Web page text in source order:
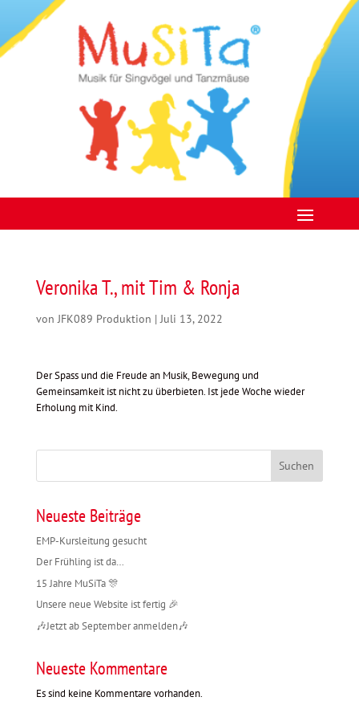
Veronika T., mit Tim & Ronja
vonJFK089 Produktion |Juli 13, 2022
Der Spass und die Freude an Musik, Bewegung und
Gemeinsamkeit ist nicht zu überbieten. Ist jede Woche wieder
Erholung mit Kind.
Suchen
Neueste Beiträge
EMP-Kursleitung gesucht
Der Frühling ist da…
15 Jahre MuSiTa 🎊
Unsere neue Website ist fertig 🎉
🎶Jetzt ab September anmelden🎶
Neueste Kommentare
Es sind keine Kommentare vorhanden.